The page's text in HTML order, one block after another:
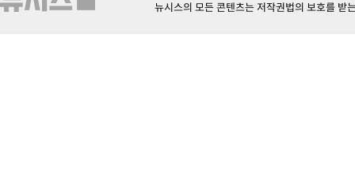
뉴시스의 모든 콘텐츠는 저작권법의 보호를